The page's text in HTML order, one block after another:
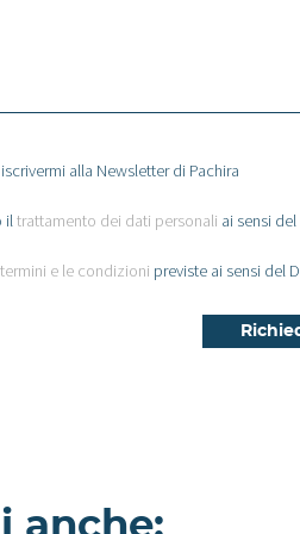
alla Newsletter di Pachira
iltrattamento dei dati personali ai sensi
termini e le condizioni previste ai sensi del